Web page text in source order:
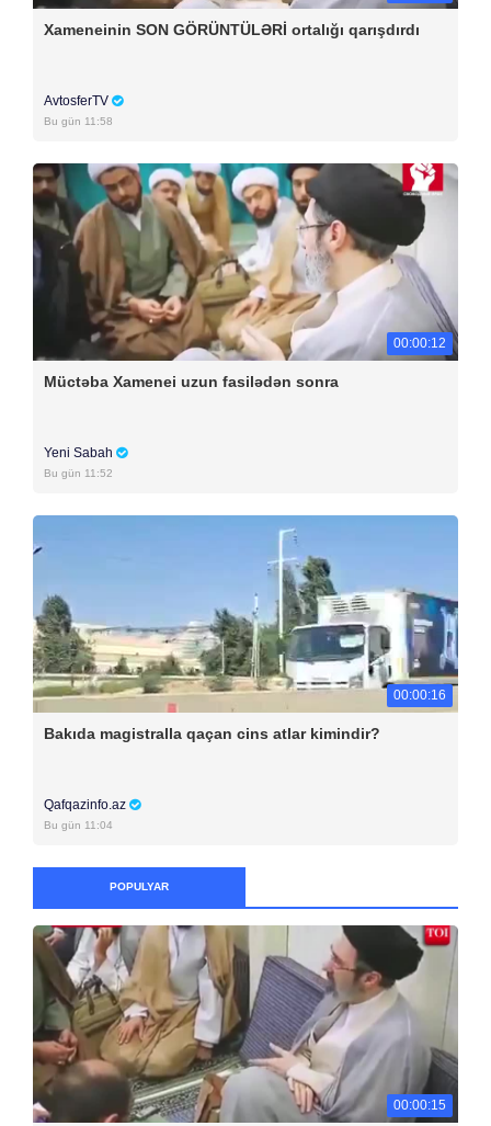
Xameneinin SON GÖRÜNTÜLƏRİ ortalığı qarışdırdı
AvtosferTV
Bu gün 11:58
00:00:12
Müctəba Xamenei uzun fasilədən sonra
Yeni Sabah
Bu gün 11:52
00:00:16
Bakıda magistralla qaçan cins atlar kimindir?
Qafqazinfo.az
Bu gün 11:04
POPULYAR
00:00:15